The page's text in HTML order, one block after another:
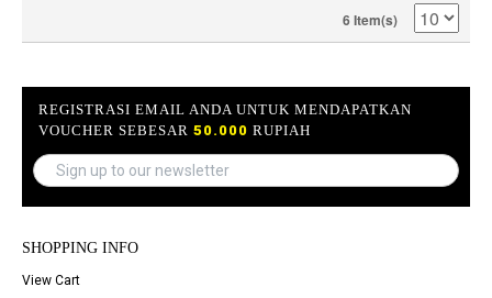
6 Item(s)
REGISTRASI EMAIL ANDA UNTUK MENDAPATKAN
VOUCHER SEBESAR 50.000 RUPIAH
SHOPPING INFO
View Cart